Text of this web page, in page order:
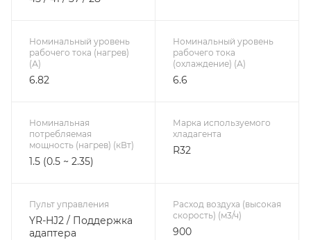
Номинальный уровень
рабочего тока (нагрев)
(А)
6.82
Номинальный уровень
рабочего тока
(охлаждение) (А)
6.6
Номинальная
потребляемая
мощность (нагрев) (кВт)
1.5 (0.5 ~ 2.35)
Марка используемого
хладагента
R32
Пульт управления
YR-HJ2 / Поддержка
адаптера
Расход воздуха (высокая
скорость) (м3/ч)
900